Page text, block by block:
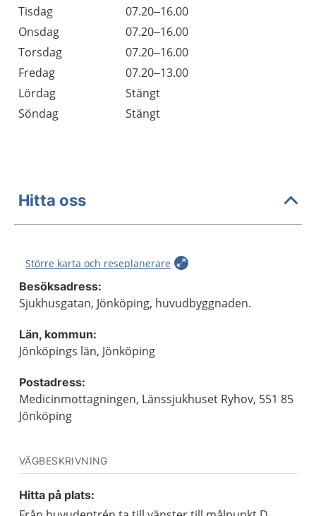
Tisdag
07.20–16.00
Onsdag
07.20–16.00
Torsdag
07.20–16.00
Fredag
07.20–13.00
Lördag
Stängt
Söndag
Stängt
Hitta oss
Större karta och reseplanerare
Besöksadress:
Sjukhusgatan, Jönköping, huvudbyggnaden.
Län, kommun:
Jönköpings län, Jönköping
Postadress:
Medicinmottagningen, Länssjukhuset Ryhov, 551 85
Jönköping
VÄGBESKRIVNING
Hitta på plats: